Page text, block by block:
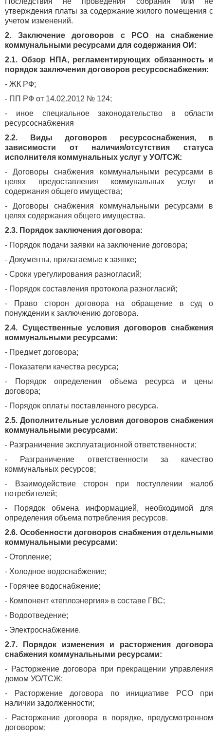
утверждения платы за содержание жилого помещения с
учетом изменений.
2. Заключение договоров с РСО на снабжение
коммунальными ресурсами для содержания ОИ:
2.1. Обзор НПА, регламентирующих обязанность и
порядок заключения договоров ресурсоснабжения:
- ЖК РФ;
- ПП РФ от 14.02.2012 № 124;
- иное специальное законодательство в области
ресурсоснабжения
2.2. Виды договоров ресурсоснабжения, в
зависимости от наличия/отсутствия статуса
исполнителя коммунальных услуг у УО/ТСЖ:
- Договоры снабжения коммунальными ресурсами в
целях предоставления коммунальных услуг и
содержания общего имущества;
- Договоры снабжения коммунальными ресурсами в
целях содержания общего имущества.
2.3. Порядок заключения договора:
- Порядок подачи заявки на заключение договора;
- Документы, прилагаемые к заявке;
- Сроки урегулирования разногласий;
- Порядок составления протокола разногласий;
- Право сторон договора на обращение в суд о
понуждении к заключению договора.
2.4. Существенные условия договоров снабжения
коммунальными ресурсами:
- Предмет договора;
- Показатели качества ресурса;
- Порядок определения объема ресурса и цены
договора;
- Порядок оплаты поставленного ресурса.
2.5. Дополнительные условия договоров снабжения
коммунальными ресурсами:
- Разграничение эксплуатационной ответственности;
- Разграничение ответственности за качество
коммунальных ресурсов;
- Взаимодействие сторон при поступлении жалоб
потребителей;
- Порядок обмена информацией, необходимой для
определения объема потребления ресурсов.
2.6. Особенности договоров снабжения отдельными
коммунальными ресурсами:
- Отопление;
- Холодное водоснабжение;
- Горячее водоснабжение;
- Компонент «теплоэнергия» в составе ГВС;
- Водоотведение;
- Электроснабжение.
2.7. Порядок изменения и расторжения договора
снабжения коммунальными ресурсами:
- Расторжение договора при прекращении управления
домом УО/ТСЖ;
- Расторжение договора по инициативе РСО при
наличии задолженности;
- Расторжение договора в порядке, предусмотренном
договором;